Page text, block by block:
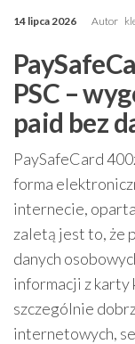
14 lipca 2026 Autor
PSC –
paid bez
PaySafeCard
forma
internecie,
zaletą jest to, że
danych
informacji z
szczególnie
internetowych,